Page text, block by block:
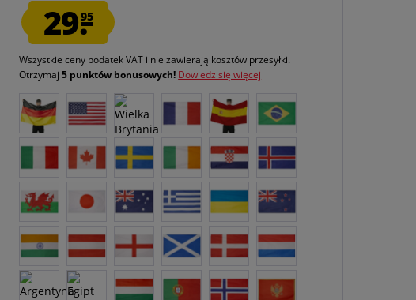
29.95
Wszystkie ceny podatek VAT i nie zawierają kosztów przesyłki.
Otrzymaj5 punktów bonusowych! Dowiedz się więcej